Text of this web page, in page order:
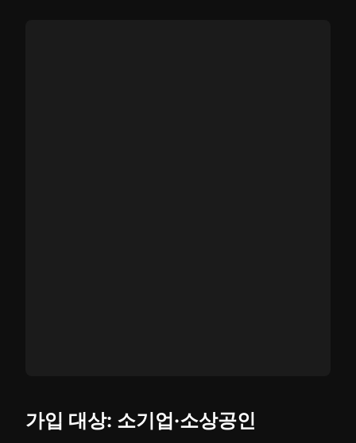
가입 대상: 소기업·소상공인